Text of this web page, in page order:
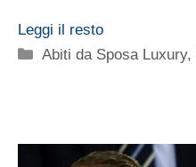
Leggi il resto
Categorie
Abiti da Sposa Luxury,